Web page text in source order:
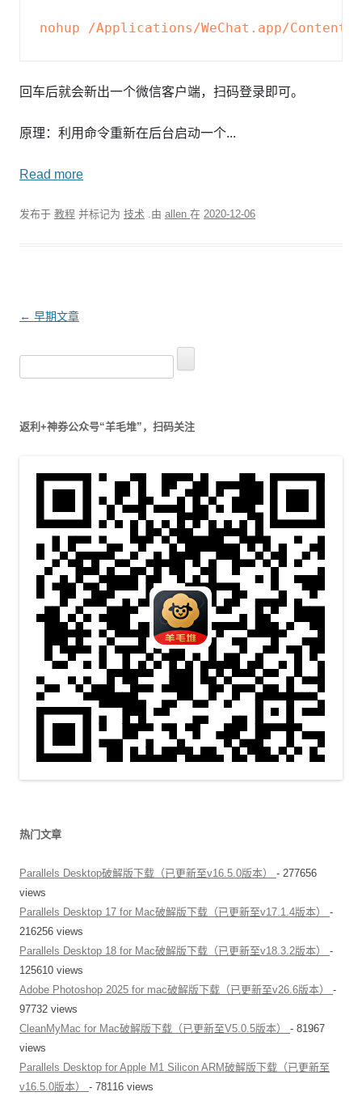
nohup /Applications/WeChat.app/Contents/
回车后就会新出一个微信客户端，扫码登录即可。
原理：利用命令重新在后台启动一个...
Read more
发布于 教程 并标记为 技术 .由 allen 在 2020-12-06
文
← 早期文章
搜
索
返利+神券公众号“羊毛堆”，扫码关注
热门文章
Parallels Desktop破解版下载（已更新至v16.5.0版本） - 277656
views
Parallels Desktop 17 for Mac破解版下载（已更新至v17.1.4版本） -
216256 views
Parallels Desktop 18 for Mac破解版下载（已更新至v18.3.2版本） -
125610 views
Adobe Photoshop 2025 for mac破解版下载（已更新至v26.6版本） -
97732 views
CleanMyMac for Mac破解版下载（已更新至V5.0.5版本） - 81967
views
Parallels Desktop for Apple M1 Silicon ARM破解版下载（已更新至
v16.5.0版本） - 78116 views